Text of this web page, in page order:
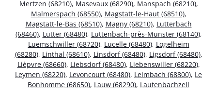
Mertzen (68210), Masevaux (68290), Manspach (68210),
Malmerspach (68550), Magstatt-le-Haut (68510),
Magstatt-le-Bas (68510), Magny (68210), Lutterbach
(68460), Lutter (68480), Luttenbach-près-Munster (68140),
Luemschwiller (68720), Lucelle (68480), Logelheim
(68280), Linthal (68610), Linsdorf (68480), Ligsdorf (68480),
Lièpvre (68660), Liebsdorf (68480), Liebenswiller (68220),
Leymen (68220), Levoncourt (68480), Leimbach (68800), Le
Bonhomme (68650), Lauw (68290), Lautenbachzell